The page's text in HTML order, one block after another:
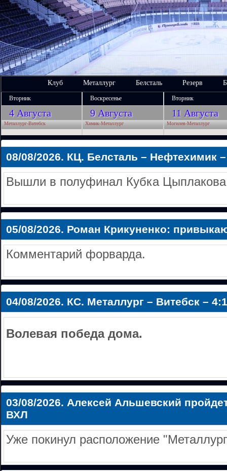
Клуб Металлург Белсталь Резерв
Вторник Воскресенье Вторник
4 Августа 9 Августа 11 Августа
Металлург-Витебск Химик-Металлург Могилев-Металлург
08/08/2026. КЦ. Белсталь – Нефтехимик
Вышли в полуфинал Кубка
05/08/2026. Роман Крикуненко:
Комментарий форварда.
04/08/2026. КС. Металлург – Витебск – 4:1
Волевая победа дома.
03/08/2026. Алексей Альшевский
ВХЛ
Уже покинул расположение